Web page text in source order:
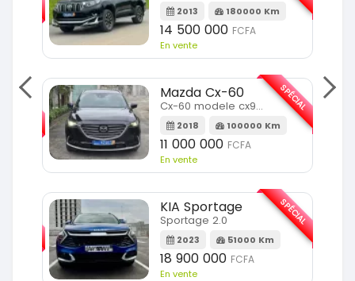
SPÉCIAL
2013 180000 Km
14 500 000 FCFA
En vente
Mazda Cx-60
Cx-60 modele cx9 full option
2018 100000 Km
11 000 000 FCFA
En vente
SPÉCIAL
KIA Sportage
Sportage 2.0
2023 51000 Km
18 900 000 FCFA
En vente
SPÉCIAL